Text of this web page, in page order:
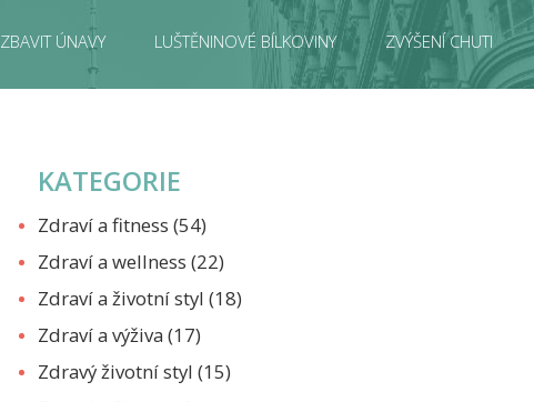
ZBAVIT ÚNAVY LUŠTĚNINOVÉ BÍLKOVINY ZVÝŠENÍ CHUTI
KATEGORIE
Zdraví a fitness (54)
Zdraví a wellness (22)
Zdraví a životní styl (18)
Zdraví a výživa (17)
Zdravý životní styl (15)